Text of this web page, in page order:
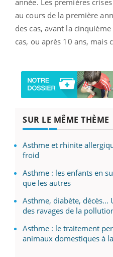
au cours de la première
des cas, avant la
cas, ou après 10 ans, mais
SUR LE MÊME THÈME
Asthme et rhinite
froid
Asthme : les enfants en
que les autres
Asthme, diabète,
des ravages de la
Asthme : le traitement
animaux domestiques à